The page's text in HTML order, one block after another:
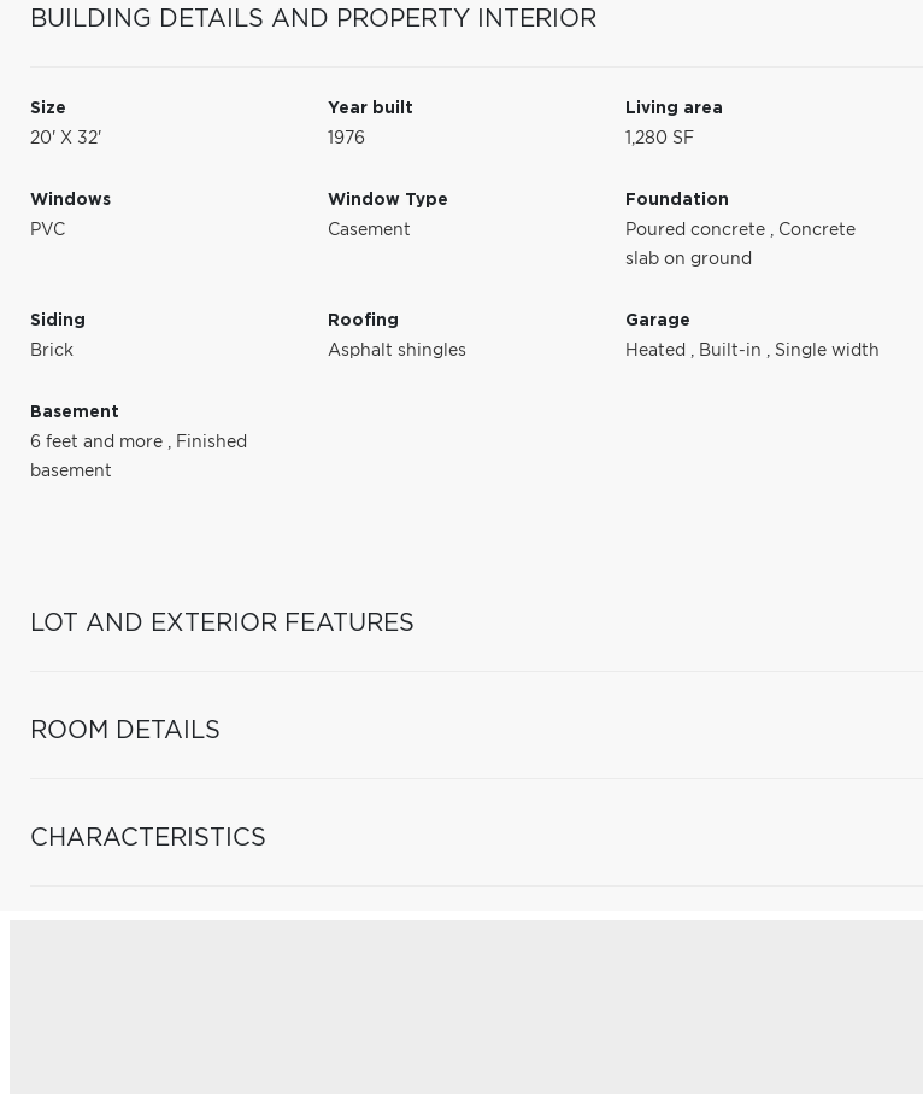
BUILDING DETAILS AND PROPERTY INTERIOR
Size
20' X 32'
Year built
1976
Living area
1,280 SF
Windows
PVC
Window Type
Casement
Foundation
Poured concrete , Concrete
slab on ground
Siding
Brick
Roofing
Asphalt shingles
Garage
Heated , Built-in , Single width
Basement
6 feet and more , Finished
basement
LOT AND EXTERIOR FEATURES
ROOM DETAILS
CHARACTERISTICS